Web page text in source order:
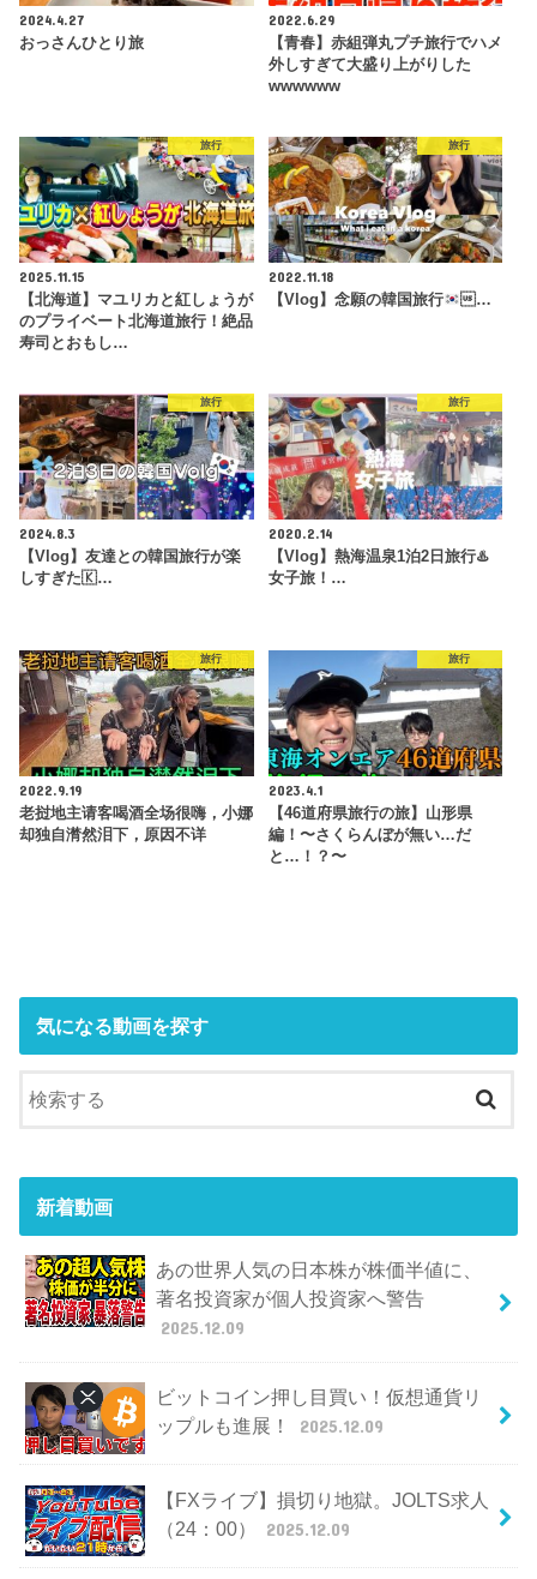
2024.4.27
おっさんひとり旅
2022.6.29
【青春】赤組弾丸プチ旅行でハメ
外しすぎて大盛り上がりした
wwwwww
旅行
2025.11.15
【北海道】マユリカと紅しょうが
のプライベート北海道旅行！絶品
寿司とおもし…
旅行
2022.11.18
【Vlog】念願の韓国旅行
…
旅行
2024.8.3
【Vlog】友達との韓国旅行が楽
しすぎた🇰…
旅行
2020.2.14
【Vlog】熱海温泉1泊2日旅行♨️
女子旅！…
旅行
2022.9.19
老挝地主请客喝酒全场很嗨，小娜
却独自潸然泪下，原因不详
旅行
2023.4.1
【46道府県旅行の旅】山形県
編！〜さくらんぼが無い…だ
と…！？〜
気になる動画を探す
新着動画
あの世界人気の日本株が株価半値に、
著名投資家が個人投資家へ警告
2025.12.09
ビットコイン押し目買い！仮想通貨リ
ップルも進展！
2025.12.09
【FXライブ】損切り地獄。JOLTS求人
（24：00）
2025.12.09